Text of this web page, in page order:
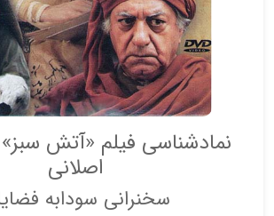
نمادشناسی فیلم «آتش
اصلانی
سخنرانی سودابه